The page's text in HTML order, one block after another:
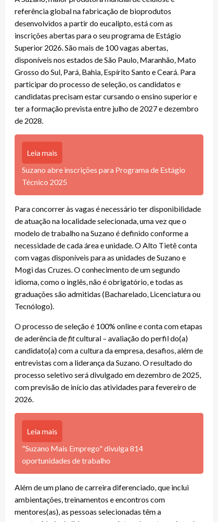
referência global na fabricação de bioprodutos
desenvolvidos a partir do eucalipto, está com as
inscrições abertas para o seu programa de Estágio
Superior 2026. São mais de 100 vagas abertas,
disponíveis nos estados de São Paulo, Maranhão, Mato
Grosso do Sul, Pará, Bahia, Espírito Santo e Ceará. Para
participar do processo de seleção, os candidatos e
candidatas precisam estar cursando o ensino superior e
ter a formação prevista entre julho de 2027 e dezembro
de 2028.
Leia mais
Suzano abre inscrições para Programa de Estágio
Técnico 2025
Para concorrer às vagas é necessário ter disponibilidade
de atuação na localidade selecionada, uma vez que o
modelo de trabalho na Suzano é definido conforme a
necessidade de cada área e unidade. O Alto Tietê conta
com vagas disponíveis para as unidades de Suzano e
Mogi das Cruzes. O conhecimento de um segundo
idioma, como o inglês, não é obrigatório, e todas as
graduações são admitidas (Bacharelado, Licenciatura ou
Tecnólogo).
O processo de seleção é 100% online e conta com etapas
de aderência defitcultural – avaliação do perfil do(a)
candidato(a) com a cultura da empresa, desafios, além de
entrevistas com a liderança da Suzano. O resultado do
processo seletivo será divulgado em dezembro de 2025,
com previsão de início das atividades para fevereiro de
2026.
Leia mais
"Suzano Mais Emprego" divulga 814
oportunidades de trabalho
Além de um plano de carreira diferenciado, que inclui
ambientações, treinamentos e encontros com
mentores(as), as pessoas selecionadas têm a